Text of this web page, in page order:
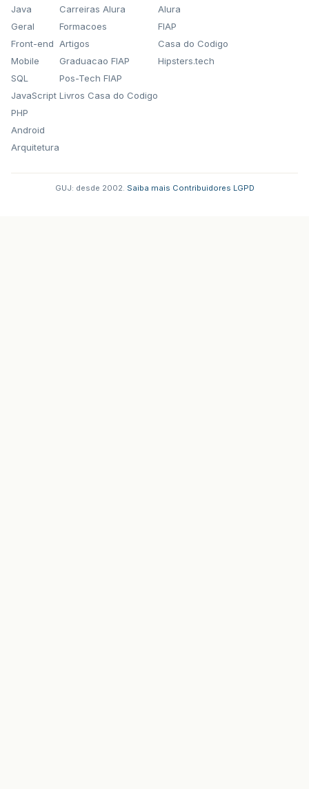
Java
Geral
Front-end
Mobile
SQL
JavaScript
PHP
Android
Arquitetura
Carreiras Alura
Formacoes
Artigos
Graduacao FIAP
Pos-Tech FIAP
Livros Casa do Codigo
Alura
FIAP
Casa do Codigo
Hipsters.tech
GUJ: desde 2002. Saiba mais Contribuidores LGPD